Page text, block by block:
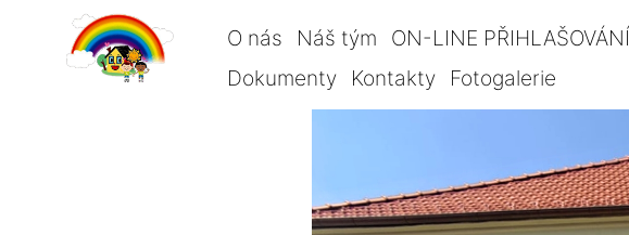
O nás Náš tým ON-LINE PŘIHLAŠOVÁNÍ
Dokumenty
Kontakty Fotogalerie